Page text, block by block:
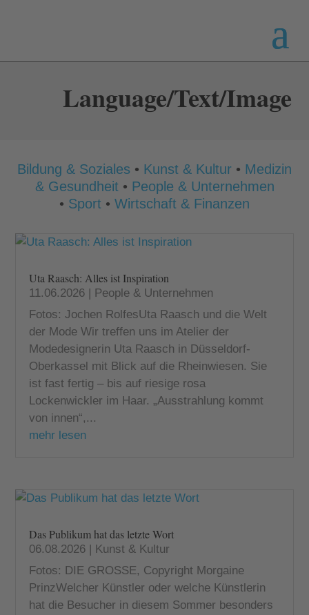
Language/Text/Image
Bildung & Soziales • Kunst & Kultur • Medizin
& Gesundheit • People & Unternehmen
• Sport • Wirtschaft & Finanzen
Uta Raasch: Alles ist Inspiration
11.06.2026 | People & Unternehmen
Fotos: Jochen RolfesUta Raasch und die Welt
der Mode Wir treffen uns im Atelier der
Modedesignerin Uta Raasch in Düsseldorf-
Oberkassel mit Blick auf die Rheinwiesen. Sie
ist fast fertig – bis auf riesige rosa
Lockenwickler im Haar. „Ausstrahlung kommt
von innen“,...
mehr lesen
Das Publikum hat das letzte Wort
06.08.2026
Kunst & Kultur
Fotos: DIE GROSSE, Copyright Morgaine
PrinzWelcher Künstler oder welche Künstlerin
hat die Besucher in diesem Sommer besonders